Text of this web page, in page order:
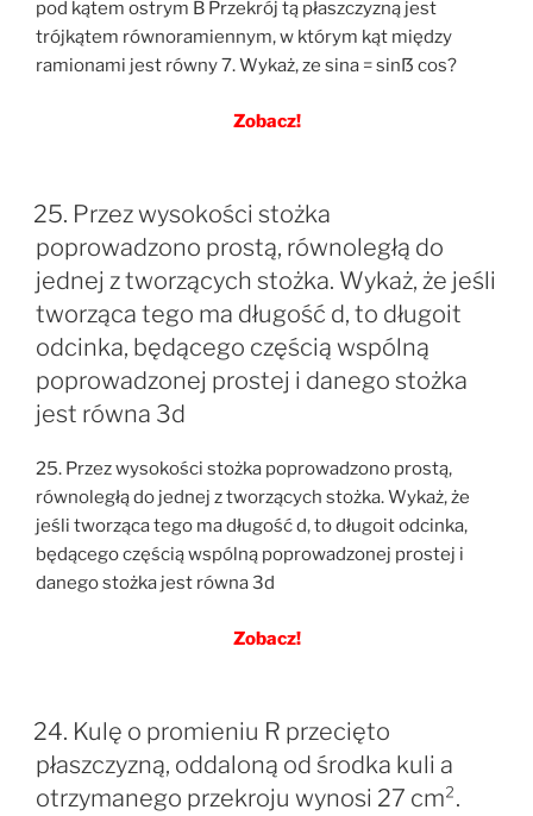
pod kątem ostrym B Przekrój tą płaszczyzną jest
trójkątem równoramiennym, w którym kąt między
ramionami jest równy 7. Wykaż, ze sina = sinẞ cos?
Zobacz!
25. Przez wysokości stożka
poprowadzono prostą, równoległą do
jednej z tworzących stożka. Wykaż, że jeśli
tworząca tego ma długość d, to długoit
odcinka, będącego częścią wspólną
poprowadzonej prostej i danego stożka
jest równa 3d
25. Przez wysokości stożka poprowadzono prostą,
równoległą do jednej z tworzących stożka. Wykaż, że
jeśli tworząca tego ma długość d, to długoit odcinka,
będącego częścią wspólną poprowadzonej prostej i
danego stożka jest równa 3d
Zobacz!
24. Kulę o promieniu R przecięto
płaszczyzną, oddaloną od środka kuli a
otrzymanego przekroju wynosi 27 cm².